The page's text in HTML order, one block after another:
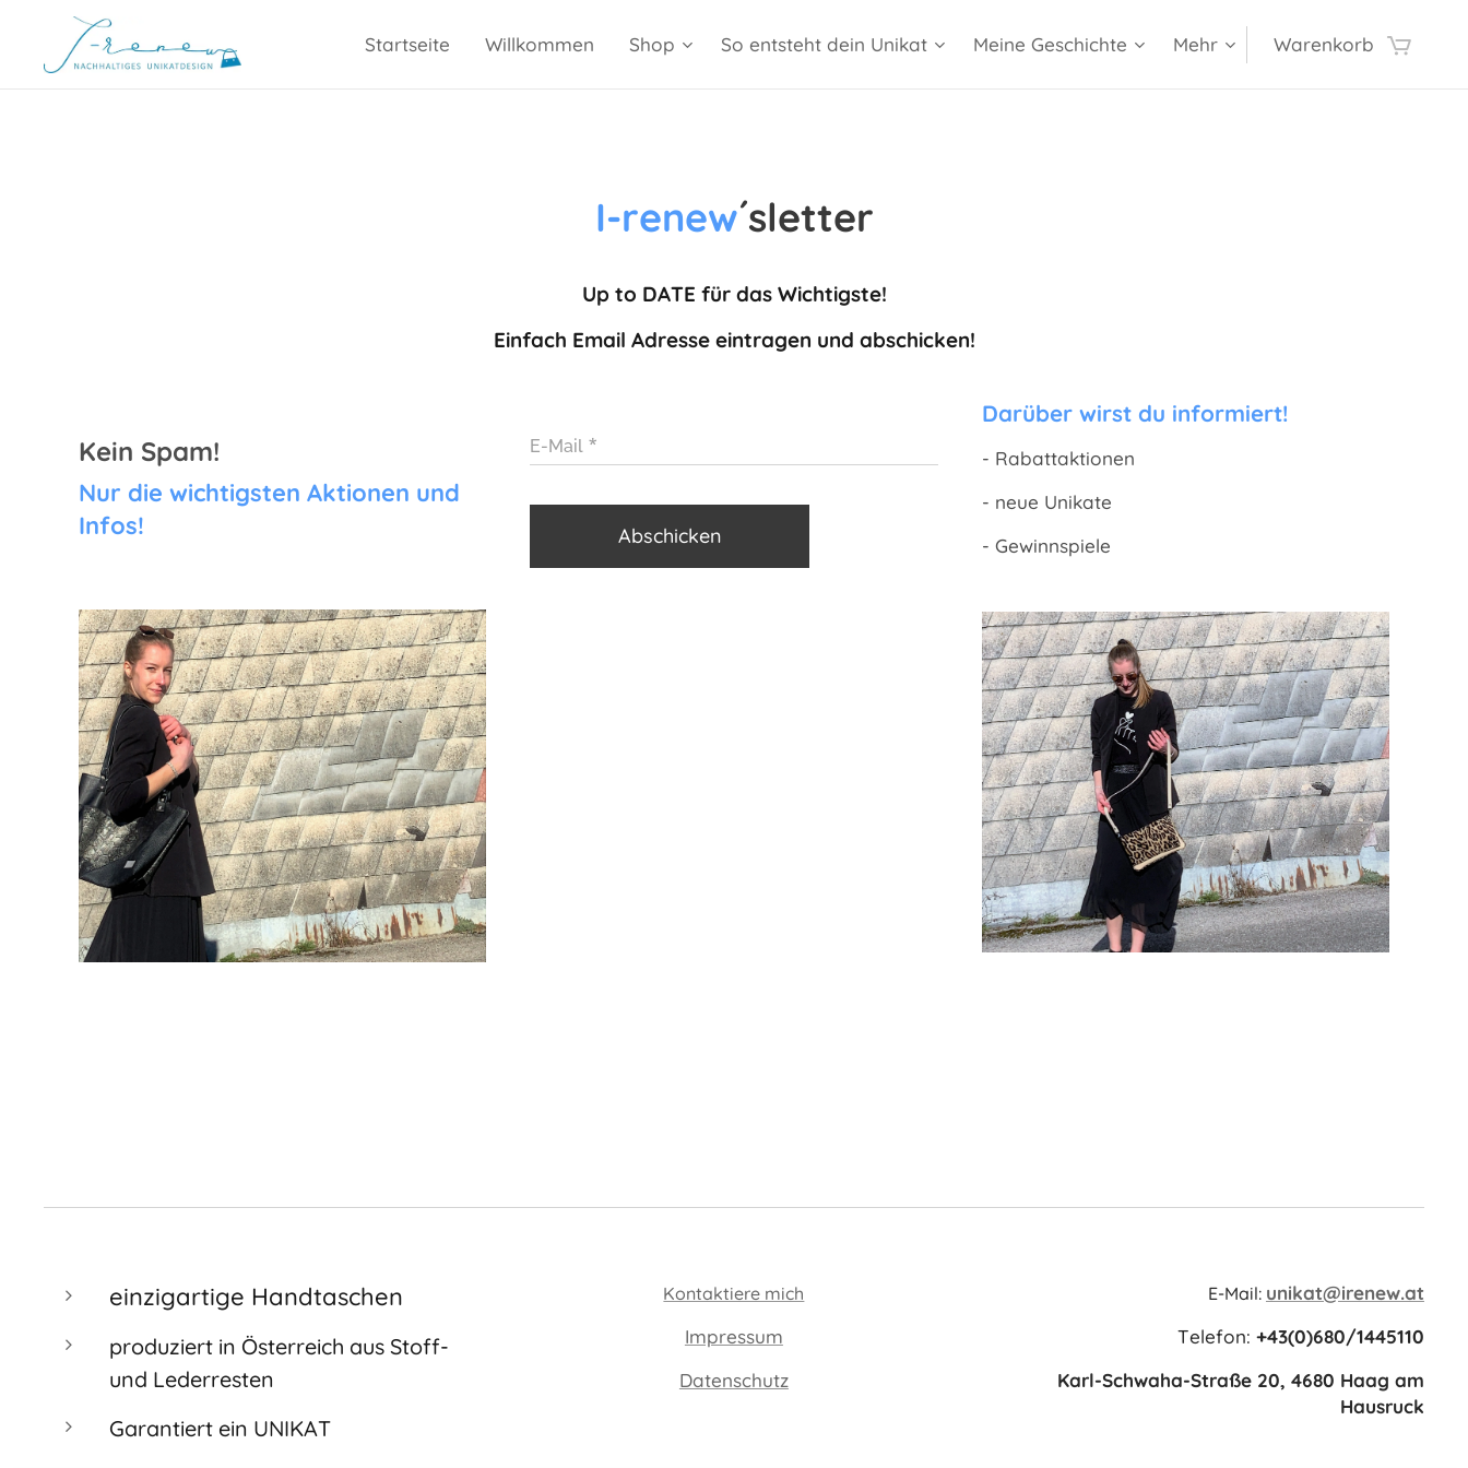
Startseite Willkommen Shop So entsteht dein Unikat Meine Geschichte Mehr Warenkorb
I-renew´sletter
Up to DATE für das Wichtigste!
Einfach Email Adresse eintragen und abschicken!
Kein Spam!
Nur die wichtigsten Aktionen und
Infos!
E-Mail
Abschicken
Darüber wirst du informiert!
- Rabattaktionen
- neue Unikate
- Gewinnspiele
einzigartige Handtaschen
produziert in Österreich aus Stoff-
und Lederresten
Garantiert ein UNIKAT
Kontaktiere mich
Impressum
Datenschutz
E-Mail: unikat@irenew.at
Telefon: +43(0)680/1445110
Karl-Schwaha-Straße 20, 4680 Haag am
Hausruck